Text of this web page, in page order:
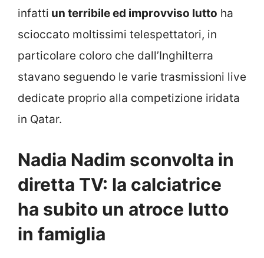
infatti un terribile ed improvviso lutto ha
scioccato moltissimi telespettatori, in
particolare coloro che dall’Inghilterra
stavano seguendo le varie trasmissioni live
dedicate proprio alla competizione iridata
in Qatar.
Nadia Nadim sconvolta in
diretta TV: la calciatrice
ha subito un atroce lutto
in famiglia